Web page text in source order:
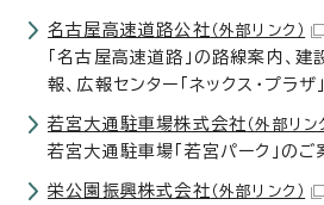
名古屋高速道路公社 （外部リンク）
「名古屋高速道路」の路線案内、
報、広報センター「ネックス・プラザ
若宮大通駐車場株式会社 （外部リン
若宮大通駐車場「若宮パーク」のご
栄公園振興株式会社 （外部リンク）